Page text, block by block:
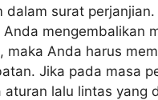
dalam surat perjanjian.
Anda mengembalikan
maka Anda harus
Jika pada masa
aturan lalu lintas yang